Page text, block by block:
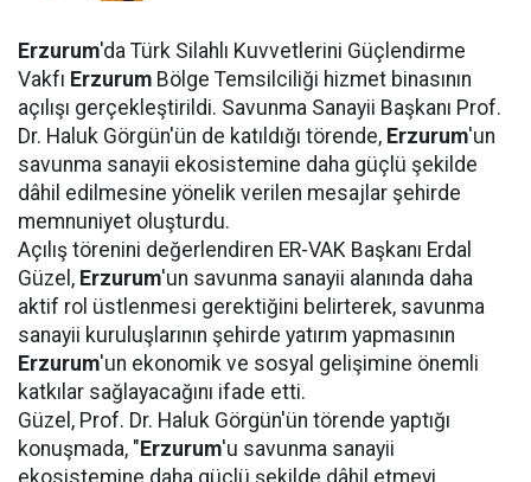
Erzurum'da Türk Silahlı Kuvvetlerini Güçlendirme
Vakfı Erzurum Bölge Temsilciliği hizmet binasının
açılışı gerçekleştirildi. Savunma Sanayii Başkanı Prof.
Dr. Haluk Görgün'ün de katıldığı törende, Erzurum'un
savunma sanayii ekosistemine daha güçlü şekilde
dâhil edilmesine yönelik verilen mesajlar şehirde
memnuniyet oluşturdu.
Açılış törenini değerlendiren ER-VAK Başkanı Erdal
Güzel, Erzurum'un savunma sanayii alanında daha
aktif rol üstlenmesi gerektiğini belirterek, savunma
sanayii kuruluşlarının şehirde yatırım yapmasının
Erzurum'un ekonomik ve sosyal gelişimine önemli
katkılar sağlayacağını ifade etti.
Güzel, Prof. Dr. Haluk Görgün'ün törende yaptığı
konuşmada, " Erzurum'u savunma sanayii
ekosistemine daha güçlü şekilde dâhil etmeyi